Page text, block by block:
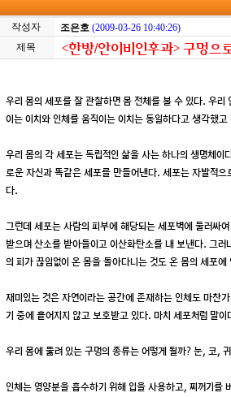
작성자 조은호 (2009-03-26 10:40:26)
제목
<한방/안이비인후과> 구멍으
우리 몸의 세포를 잘 관찰하면 몸 전체를 볼 수 있다. 우
이는 이치와 인체를 움직이는 이치는 동일하다고 생각했
우리 몸의 각 세포는 독립적인 삶을 사는 하나의 생명체
로운 자신과 똑같은 세포를 만들어낸다. 세포는 자발적
다.
그런데 세포는 사람의 피부에 해당되는 세포벽에 둘러싸
받으며 산소를 받아들이고 이산화탄소를 내 보낸다. 그
의 피가 끊임없이 온 몸을 돌아다니는 것도 온 몸의 세포
재미있는 것은 자연이라는 공간에 존재하는 인체도 마찬
기 중에 흩어지지 않고 보호받고 있다. 마치 세포처럼 말이
우리 몸에 뚫려 있는 구멍의 종류는 어떻게 될까? 눈, 코,
인체는 영양분을 흡수하기 위해 입을 사용하고, 찌꺼기